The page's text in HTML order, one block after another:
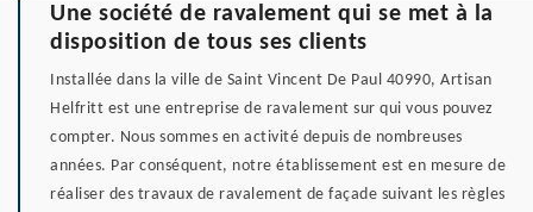
Une société de ravalement qui se met à la
disposition de tous ses clients
Installée dans la ville de Saint Vincent De Paul 40990, Artisan
Helfritt est une entreprise de ravalement sur qui vous pouvez
compter. Nous sommes en activité depuis de nombreuses
années. Par conséquent, notre établissement est en mesure de
réaliser des travaux de ravalement de façade suivant les règles